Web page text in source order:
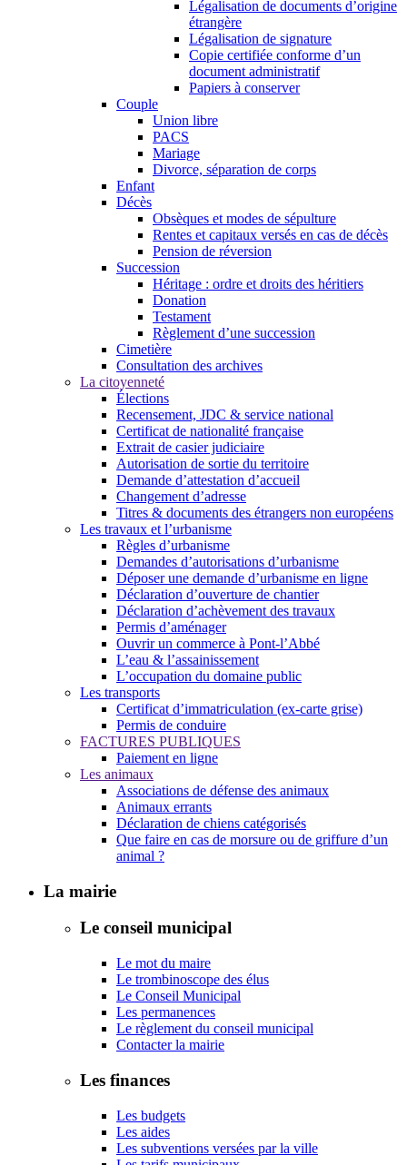
Légalisation de documents d’origine
étrangère
Légalisation de signature
Copie certifiée conforme d’un
document administratif
Papiers à conserver
Couple
Union libre
PACS
Mariage
Divorce, séparation de corps
Enfant
Décès
Obsèques et modes de sépulture
Rentes et capitaux versés en cas de décès
Pension de réversion
Succession
Héritage : ordre et droits des héritiers
Donation
Testament
Règlement d’une succession
Cimetière
Consultation des archives
La citoyenneté
Élections
Recensement, JDC & service national
Certificat de nationalité française
Extrait de casier judiciaire
Autorisation de sortie du territoire
Demande d’attestation d’accueil
Changement d’adresse
Titres & documents des étrangers non européens
Les travaux et l’urbanisme
Règles d’urbanisme
Demandes d’autorisations d’urbanisme
Déposer une demande d’urbanisme en ligne
Déclaration d’ouverture de chantier
Déclaration d’achèvement des travaux
Permis d’aménager
Ouvrir un commerce à Pont-l’Abbé
L’eau & l’assainissement
L’occupation du domaine public
Les transports
Certificat d’immatriculation (ex-carte grise)
Permis de conduire
FACTURES PUBLIQUES
Paiement en ligne
Les animaux
Associations de défense des animaux
Animaux errants
Déclaration de chiens catégorisés
Que faire en cas de morsure ou de griffure d’un
animal ?
La mairie
Le conseil municipal
Le mot du maire
Le trombinoscope des élus
Le Conseil Municipal
Les permanences
Le règlement du conseil municipal
Contacter la mairie
Les finances
Les budgets
Les aides
Les subventions versées par la ville